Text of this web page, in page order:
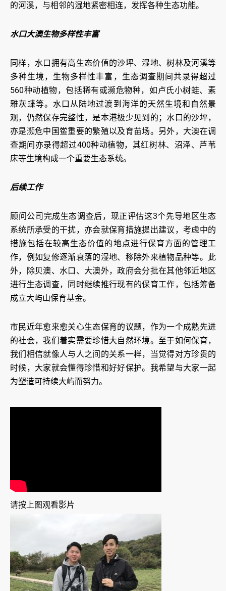
的河溪，与相邻的湿地紧密相连，发挥各种生态功能。
水口大澳生物多样性丰富
同样，水口拥有高生态价值的沙坪、湿地、树林及河溪等
多种生境，生物多样性丰富，生态调查期间共录得超过
560种动植物，包括稀有或濒危物种，如卢氏小树蛙、素
雅灰蝶等。水口从陆地过渡到海洋的天然生境和自然景
观，仍然保存完整性，是本港极少见到的；水口的沙坪，
亦是濒危中国鲎重要的繁殖以及育苗场。另外，大澳在调
查期间亦录得超过400种动植物，其红树林、沼泽、芦苇
床等生境构成一个重要生态系统。
后续工作
顾问公司完成生态调查后，现正评估这3个先导地区生态
系统所承受的干扰，亦会就保育措施提出建议，考虑中的
措施包括在较高生态价值的地点进行保育方面的管理工
作，例如复修逐渐衰落的湿地、移除外来植物品种等。此
外，除贝澳、水口、大澳外，政府会分批在其他邻近地区
进行生态调查，同时继续推行现有的保育工作，包括筹备
成立大屿山保育基金。
市民近年愈来愈关心生态保育的议题，作为一个成熟先进
的社会，我们着实需要珍惜大自然环境。至于如何保育，
我们相信就像人与人之间的关系一样，当觉得对方珍贵的
时候，大家就会懂得珍惜和好好保护。我希望与大家一起
为塑造可持续大屿而努力。
请按上图观看影片